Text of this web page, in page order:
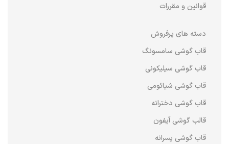
قوانین و مقررات
دسته های پرفروش
قاب گوشی سامسونگ
قاب گوشی سیلیکونی
قاب گوشی شیائومی
قاب گوشی دخترانه
قالب گوشی آیفون
قاب گوشی پسرانه